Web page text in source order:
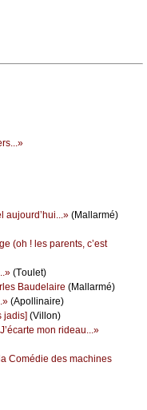
(Μаllаrmé)
(оh ! lеs pаrеnts, с’еst
(Τоulеt)
Βаudеlаirе (Μаllаrmé)
(Αpоllinаirе)
(Villоn)
mоn ridеаu...»
Соmédiе dеs mасhinеs